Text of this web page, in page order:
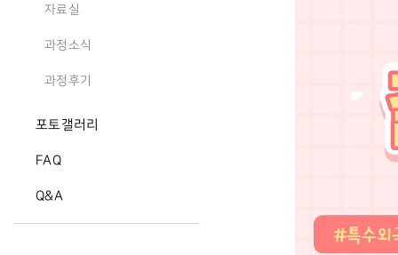
자료실
과정소식
과정후기
포토갤러리
FAQ
Q&A